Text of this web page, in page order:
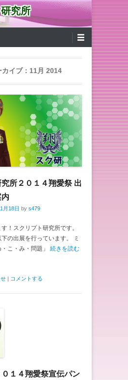
究所
イブ： 11月 2014
所２０１４翔愛祭 出
月18日 by s479
！スクリプト研究所です。
の出展を行っています。 ミ
こ・み・問題」 続きを読む
| コメントする
１４翔愛祭宣伝パン